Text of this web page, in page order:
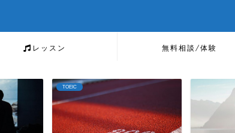
レッスン 無料相談/体験